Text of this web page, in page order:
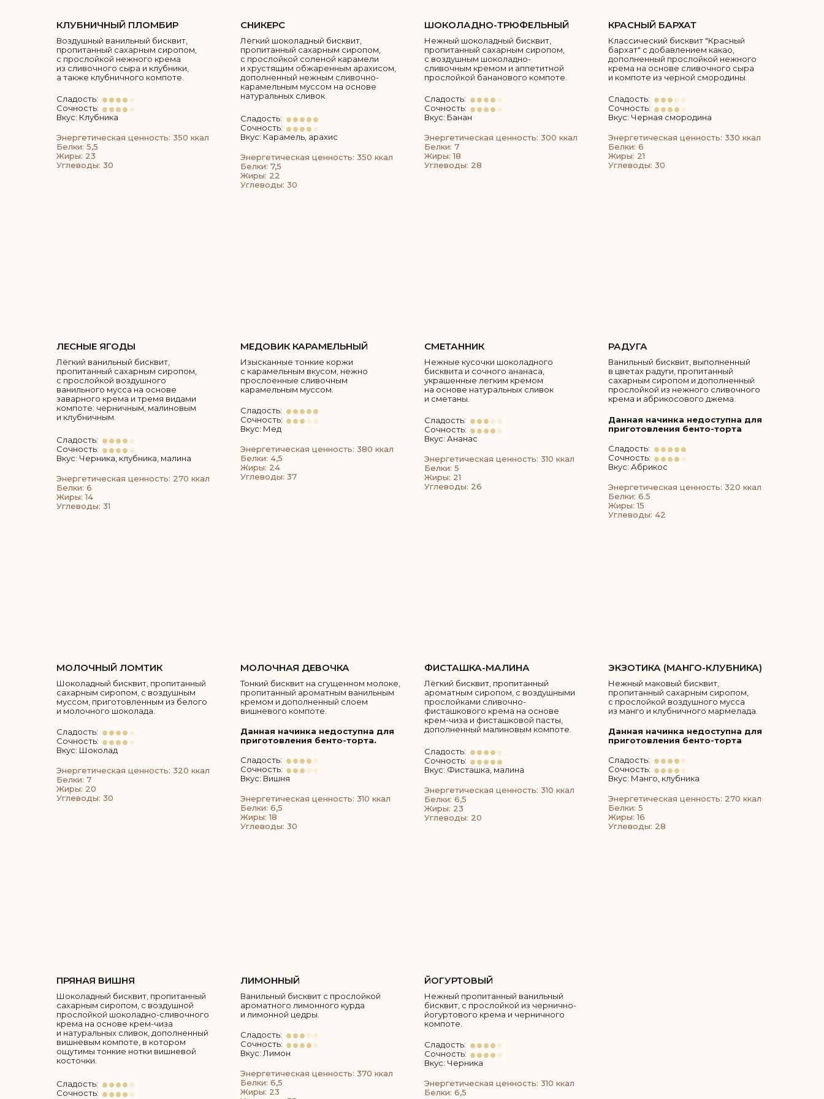
КЛУБНИЧНЫЙ ПЛОМБИР
Воздушный ванильный бисквит,
пропитанный сахарным сиропом,
с прослойкой нежного крема
из сливочного сыра и клубники,
а также клубничного компоте.
Энергетическая ценность: 350 ккал
Белки: 5,5
Жиры: 23
Углеводы: 30
Энергетическая ценность: 350 ккал
Белки: 7,5
Жиры: 22
Углеводы: 30
Лёгкий шоколадный бисквит,
пропитанный сахарным сиропом,
с прослойкой соленой карамели
и хрустящим обжаренным арахисом,
дополненный нежным сливочно-
карамельным муссом на основе
натуральных сливок.
СНИКЕРС
Нежный шоколадный бисквит,
пропитанный сахарным сиропом,
с воздушным шоколадно-
сливочным кремом и аппетитной
прослойкой бананового компоте.
Энергетическая ценность: 300 ккал
Белки: 7
Жиры: 18
Углеводы: 28
Энергетическая ценность: 330 ккал
Белки: 6
Жиры: 21
Углеводы: 30
Классический бисквит "Красный
бархат" с добавлением какао,
дополненный прослойкой нежного
крема на основе сливочного сыра
и компоте из черной смородины.
ШОКОЛАДНО-ТРЮФЕЛЬНЫЙ КРАСНЫЙ БАРХАТ
Ванильный бисквит, выполненный
в цветах радуги, пропитанный
сахарным сиропом и дополненный
прослойкой из нежного сливочного
крема и абрикосового джема.
Энергетическая ценность: 310 ккал
Белки: 5
Жиры: 21
Углеводы: 26
Нежные кусочки шоколадного
бисквита и сочного ананаса,
украшенные легким кремом
на основе натуральных сливок
и сметаны.
РАДУГА
СМЕТАННИК
Изысканные тонкие коржи
с карамельным вкусом, нежно
прослоенные сливочным
карамельным муссом.
Энергетическая ценность: 380 ккал
Белки: 4,5
Жиры: 24
Углеводы: 37
Энергетическая ценность: 270 ккал
Белки: 6
Жиры: 14
Углеводы: 31
Лёгкий ванильный бисквит,
пропитанный сахарным сиропом,
с прослойкой воздушного
ванильного мусса на основе
заварного крема и тремя видами
компоте: черничным, малиновым
и клубничным.
МЕДОВИК КАРАМЕЛЬНЫЙ
ЛЕСНЫЕ ЯГОДЫ
Энергетическая ценность: 320 ккал
Белки: 7
Жиры: 20
Углеводы: 30
Энергетическая ценность: 310 ккал
Белки: 6,5
Жиры: 18
Углеводы: 30
Тонкий бисквит на сгущенном молоке,
пропитанный ароматным ванильным
кремом и дополненный слоем
вишневого компоте.
МОЛОЧНЫЙ ЛОМТИК МОЛОЧНАЯ ДЕВОЧКА ФИСТАШКА-МАЛИНА
Лёгкий бисквит, пропитанный
ароматным сиропом, с воздушными
прослойками сливочно-
фисташкового крема на основе
крем-чиза и фисташковой пасты,
дополненный малиновым компоте.
Энергетическая ценность: 310 ккал
Белки: 6,5
Жиры: 23
Углеводы: 20
Энергетическая ценность: 270 ккал
Белки: 5
Жиры: 16
Углеводы: 28
Нежный маковый бисквит,
пропитанный сахарным сиропом,
с прослойкой воздушного мусса
из манго и клубничного мармелада.
Шоколадный бисквит, пропитанный
сахарным сиропом, с воздушным
муссом, приготовленным из белого
и молочного шоколада.
Данная начинка недоступна для
приготовления бенто-торта.
Данная начинка недоступна для
приготовления бенто-торта
Данная начинка недоступна для
приготовления бенто-торта
Энергетическая ценность: 320 ккал
Белки: 6.5
Жиры: 15
Углеводы: 42
ЭКЗОТИКА (МАНГО-КЛУБНИКА)
Энергетическая ценность: 310 ккал
Белки: 6,5
Нежный пропитанный ванильный
бисквит, с прослойкой из чернично-
йогуртового крема и черничного
компоте.
ЙОГУРТОВЫЙ
Энергетическая ценность: 370 ккал
Белки: 6,5
Жиры: 23
Ванильный бисквит с прослойкой
ароматного лимонного курда
и лимонной цедры.
ЛИМОННЫЙ
Шоколадный бисквит, пропитанный
сахарным сиропом, с воздушной
прослойкой шоколадно-сливочного
крема на основе крем-чиза
и натуральных сливок, дополненный
вишневым компоте, в котором
ощутимы тонкие нотки вишневой
косточки.
ПРЯНАЯ ВИШНЯ
Сладость:
Сочность:
Вкус: Черника
Сладость:
Сочность:
Вкус: Лимон
Сладость:
Сочность:
Сладость:
Сочность:
Вкус: Манго, клубника
Сладость:
Сочность:
Вкус: Фисташка, малина
Сладость:
Сочность:
Вкус: Вишня
Сладость:
Сочность:
Вкус: Шоколад
Сладость:
Сочность:
Вкус: Абрикос
Сладость:
Сочность:
Вкус: Ананас
Сладость:
Сочность:
Вкус: Мед
Сладость:
Сочность:
Вкус: Черника, клубника, малина
Сладость:
Сочность:
Вкус: Черная смородина
Сладость:
Сочность:
Вкус: Банан
Сладость:
Сочность:
Вкус: Карамель, арахис
Сладость:
Сочность:
Вкус: Клубника